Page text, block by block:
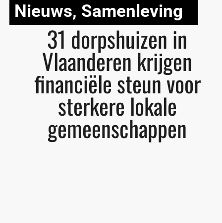
Nieuws, Samenleving
31 dorpshuizen in
Vlaanderen krijgen
financiële steun voor
sterkere lokale
gemeenschappen